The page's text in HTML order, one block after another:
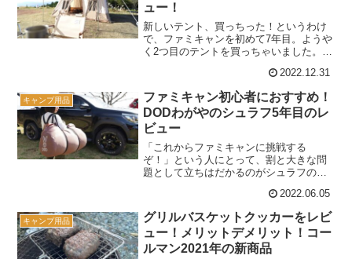
ュー！
新しいテント、買っちった！というわけ
で、ファミキャンを初めて7年目。ようや
く2つ目のテントを買っちゃいました。
ジ）」その名の通りいわゆるロッジ型っ
て言われるタイプのテントで、見た目が
かわい...
2022.12.31
キャンプ用品
ファミキャン初心者におすすめ！
DODわがやのシュラフ5年目のレ
ビュー
「これからファミキャンに挑戦する
ぞ！」という人にとって、割と大きな問
題として立ちはだかるのがシュラフの確
用意するとなるとそれなりの負担になり
ます。ふつうはね。我が家の場合、家族5
人でキャンプをしても、使う...
2022.06.05
キャンプ用品
グリルバスケットクッカーをレビ
ュー！メリットデメリット！コー
ルマン2021年の新商品